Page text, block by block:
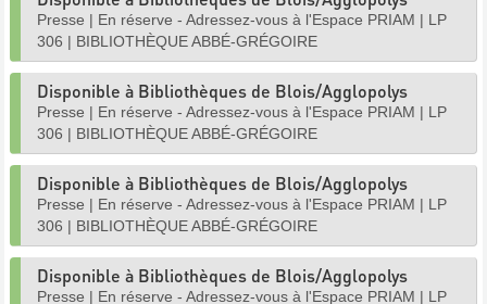
Presse | En réserve - Adressez-vous à l'Espace PRIAM | LP
306 | BIBLIOTHÈQUE ABBÉ-GRÉGOIRE
Disponible à Bibliothèques de Blois/Agglopolys
Presse | En réserve - Adressez-vous à l'Espace PRIAM | LP
306 | BIBLIOTHÈQUE ABBÉ-GRÉGOIRE
Disponible à Bibliothèques de Blois/Agglopolys
Presse | En réserve - Adressez-vous à l'Espace PRIAM | LP
306 | BIBLIOTHÈQUE ABBÉ-GRÉGOIRE
Disponible à Bibliothèques de Blois/Agglopolys
Presse | En réserve - Adressez-vous à l'Espace PRIAM | LP